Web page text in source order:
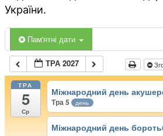
України.
Пам'ятні дати
ТРА 2027
ТРА
5
Ср
Міжнародний день
Тра 5 день
Міжнародний день